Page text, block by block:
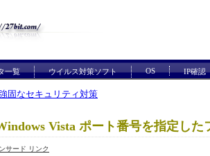
一覧 ウイルス対策ソフト OS IP確認
固なセキュリティ対策
Vista ポート番号を指定した
サード リンク